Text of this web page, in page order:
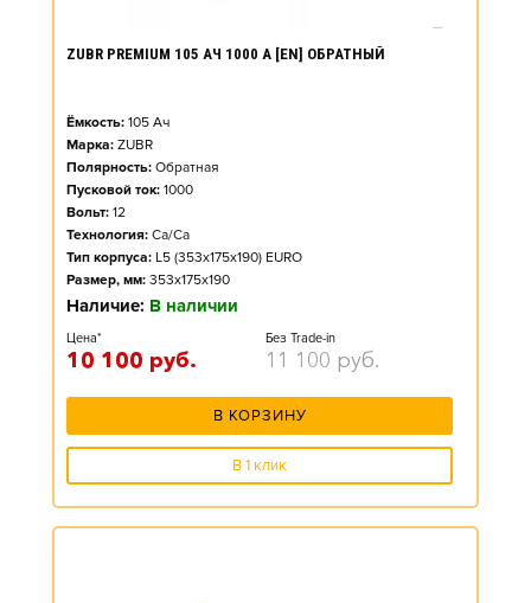
ZUBR PREMIUM 105 АЧ 1000 А [EN] ОБРАТНЫЙ
Ёмкость: 105 Ач
Марка: ZUBR
Полярность: Обратная
Пусковой ток: 1000
Вольт: 12
Технология: Ca/Ca
Тип корпуса: L5 (353x175x190) EURO
Размер, мм: 353x175x190
Наличие: В наличии
Цена*
10 100 руб.
Без Trade-in
11 100 руб.
В КОРЗИНУ
В 1 клик